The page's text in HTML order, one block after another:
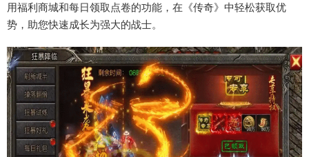
用福利商城和每日领取点卷的功能，在《传奇》中轻松获取优
势，助您快速成长为强大的战士。